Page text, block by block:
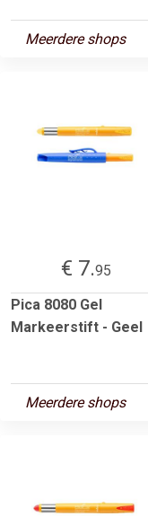
Meerdere shops
€ 7.95
Pica 8080 Gel
Markeerstift - Geel
Meerdere shops